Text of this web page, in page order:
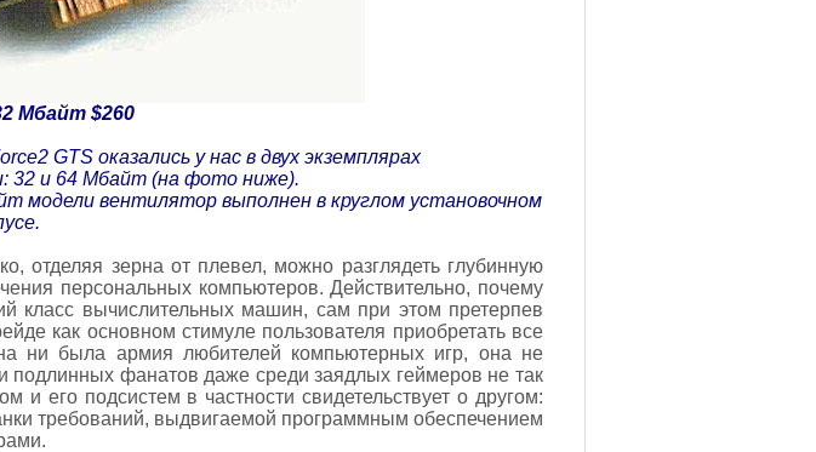
Мбайт $260
GTS оказались у нас в двух экземплярах
32 и 64 Мбайт (на фото ниже).
вентилятор выполнен в круглом установочном
отделяя зерна от плевел, можно разглядеть глубинную
персональных компьютеров. Действительно, почему
класс вычислительных машин, сам при этом претерпев
как основном стимуле пользователя приобретать все
ни была армия любителей компьютерных игр, она не
подлинных фанатов даже среди заядлых геймеров не так
и его подсистем в частности свидетельствует о другом:
требований, выдвигаемой программным обеспечением